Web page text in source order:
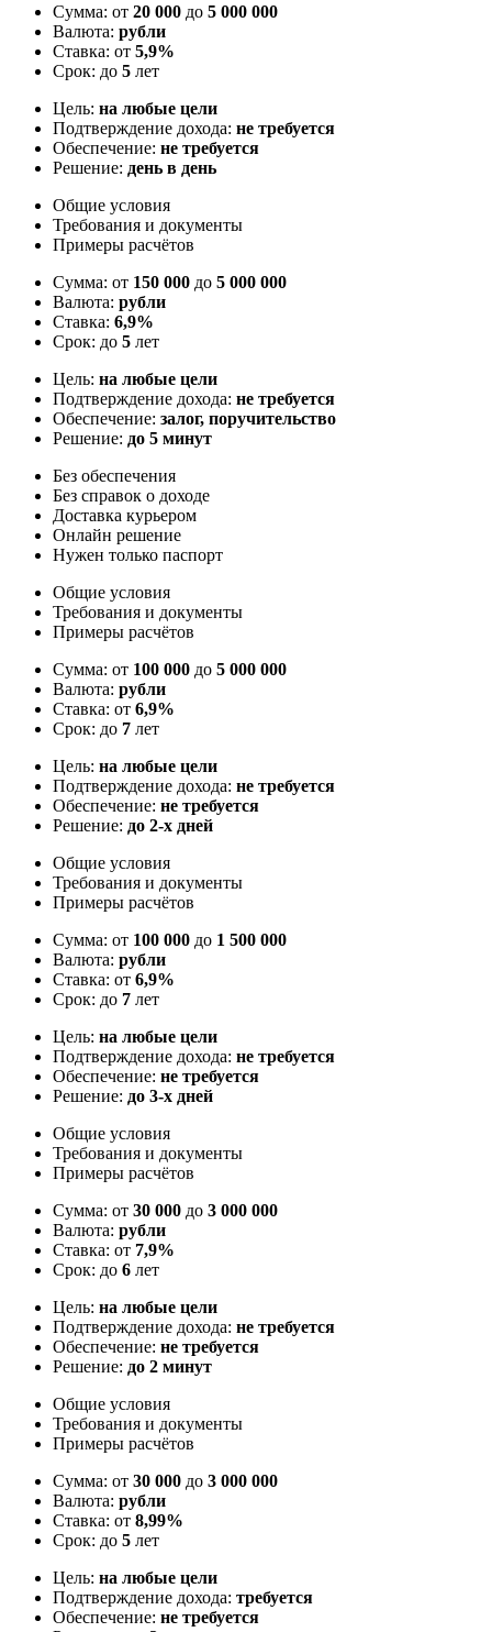
Сумма: от 20 000 до 5 000 000
Валюта: рубли
Ставка: от 5,9%
Срок: до 5 лет
Цель: на любые цели
Подтверждение дохода: не требуется
Обеспечение: не требуется
Решение: день в день
Общие условия
Требования и документы
Примеры расчётов
Сумма: от 150 000 до 5 000 000
Валюта: рубли
Ставка: 6,9%
Срок: до 5 лет
Цель: на любые цели
Подтверждение дохода: не требуется
Обеспечение: залог, поручительство
Решение: до 5 минут
Без обеспечения
Без справок о доходе
Доставка курьером
Онлайн решение
Нужен только паспорт
Общие условия
Требования и документы
Примеры расчётов
Сумма: от 100 000 до 5 000 000
Валюта: рубли
Ставка: от 6,9%
Срок: до 7 лет
Цель: на любые цели
Подтверждение дохода: не требуется
Обеспечение: не требуется
Решение: до 2-х дней
Общие условия
Требования и документы
Примеры расчётов
Сумма: от 100 000 до 1 500 000
Валюта: рубли
Ставка: от 6,9%
Срок: до 7 лет
Цель: на любые цели
Подтверждение дохода: не требуется
Обеспечение: не требуется
Решение: до 3-х дней
Общие условия
Требования и документы
Примеры расчётов
Сумма: от 30 000 до 3 000 000
Валюта: рубли
Ставка: от 7,9%
Срок: до 6 лет
Цель: на любые цели
Подтверждение дохода: не требуется
Обеспечение: не требуется
Решение: до 2 минут
Общие условия
Требования и документы
Примеры расчётов
Сумма: от 30 000 до 3 000 000
Валюта: рубли
Ставка: от 8,99%
Срок: до 5 лет
Цель: на любые цели
Подтверждение дохода: требуется
Обеспечение: не требуется